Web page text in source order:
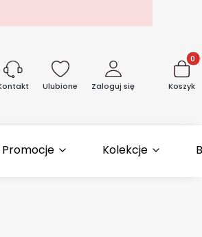
Ulubione Zaloguj się Koszyk
Promocje Kolekcje